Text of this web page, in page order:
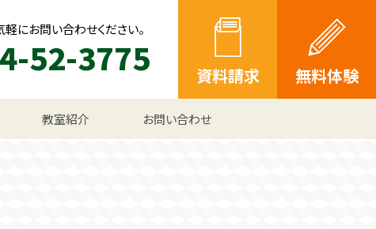
軽にお問い合わせください。
52-3775 資料請求 無料体験
教室紹介 お問い合わせ